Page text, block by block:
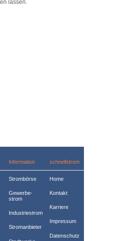
lassen.
Information
Strombörse
Gewerbe­
strom
Industriestrom
Stromanbieter
schnellstrom
Home
Kontakt
Karriere
Impressum
Datenschutz